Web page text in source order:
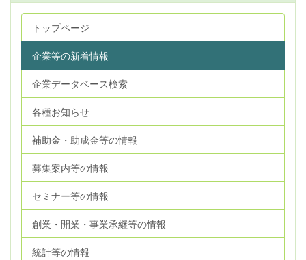
トップページ
企業等の新着情報
企業データベース検索
各種お知らせ
補助金・助成金等の情報
募集案内等の情報
セミナー等の情報
創業・開業・事業承継等の情報
統計等の情報